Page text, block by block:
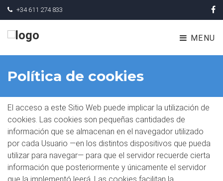
+34 611 274 833
MENU
Política de cookies
El acceso a este Sitio Web puede implicar la utilización de
cookies. Las cookies son pequeñas cantidades de
información que se almacenan en el navegador utilizado
por cada Usuario —en los distintos dispositivos que pueda
utilizar para navegar— para que el servidor recuerde cierta
información que posteriormente y únicamente el servidor